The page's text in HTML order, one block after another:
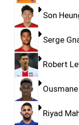
Son
Serge
Robert
Riyad